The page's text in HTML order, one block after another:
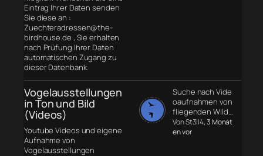
Eintrag Ihrer Daten senden
Sie diese an :
Zuechteradressen@the-
birdhouse.de , Sie erhalten
nach Prüfung Ihrer Daten
automatischen Zugang zu
dieser Datenbank.
Vogelausstellungen
in Ton und Bild
(Videos)
Youtube Videos und eigene
Aufnahme von
Vogelausstellungen
Suche nach Vide
oaufnahmen von
fliegenden Wild…
Von St3ll4, 3 Monat
en vor